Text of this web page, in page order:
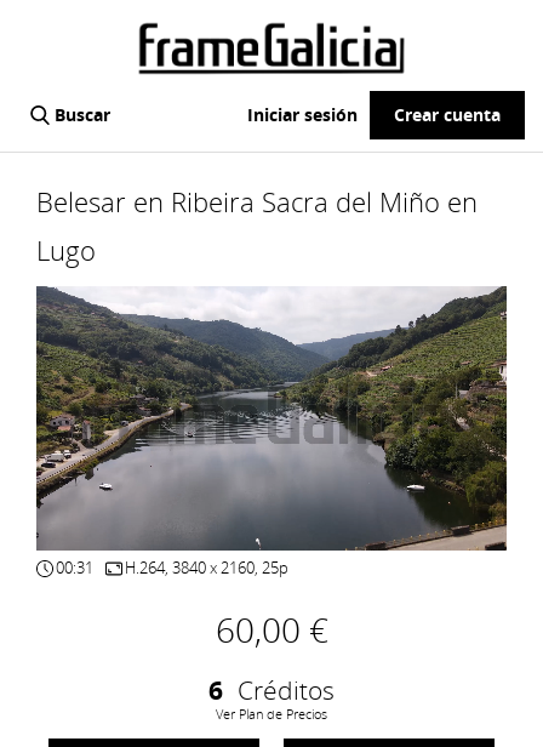
Buscar Iniciar sesión Crear cuenta
Belesar en Ribeira Sacra del Miño en
Lugo
00:31 H.264, 3840 x 2160, 25p
60,00 €
6 Créditos
Ver Plan de Precios